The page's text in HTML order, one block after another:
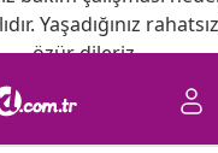
Yaşadığınız
özür dileriz.